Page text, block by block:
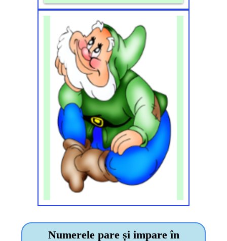
Numerele pare și impare în